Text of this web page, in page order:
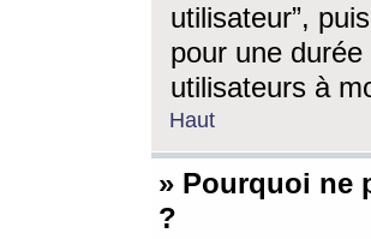
utilisateur”,
pour une
utilisateurs à
Haut
» Pourquoi ne
?